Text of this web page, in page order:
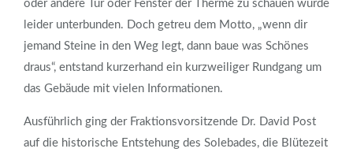
oder andere Tür oder Fenster der Therme zu schauen wurde
leider unterbunden. Doch getreu dem Motto, „wenn dir
jemand Steine in den Weg legt, dann baue was Schönes
draus“, entstand kurzerhand ein kurzweiliger Rundgang um
das Gebäude mit vielen Informationen.
Ausführlich ging der Fraktionsvorsitzende Dr. David Post
auf die historische Entstehung des Solebades, die Blütezeit